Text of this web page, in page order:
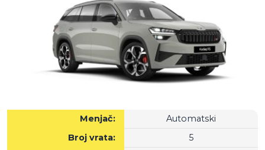
Menjač:
Automatski
Broj vrata:
5